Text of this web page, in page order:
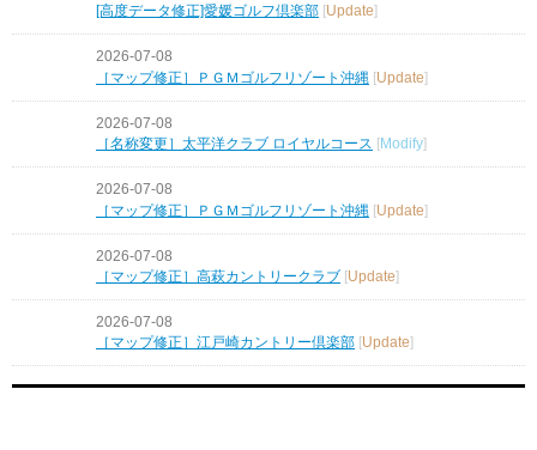
[高度データ修正]愛媛ゴルフ倶楽部 Update
2026-07-08
［マップ修正］ＰＧＭゴルフリゾート沖縄 [Update]
2026-07-08
［名称変更］太平洋クラブ ロイヤルコース [Modify]
2026-07-08
［マップ修正］ＰＧＭゴルフリゾート沖縄 [Update]
2026-07-08
［マップ修正］高萩カントリークラブ [Update]
2026-07-08
［マップ修正］江戸崎カントリー倶楽部 Update